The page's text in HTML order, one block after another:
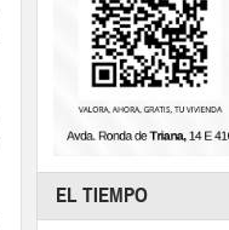
EL TIEMPO